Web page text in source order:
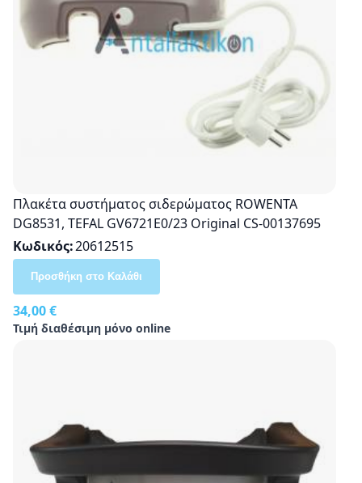
Πλακέτα συστήματος σιδερώματος ROWENTA
DG8531, TEFAL GV6721E0/23 Οriginal CS-00137695
Κωδικός 20612515
34,00 €
Τιμή διαθέσιμη μόνο online
Προσθήκη στο Καλάθι